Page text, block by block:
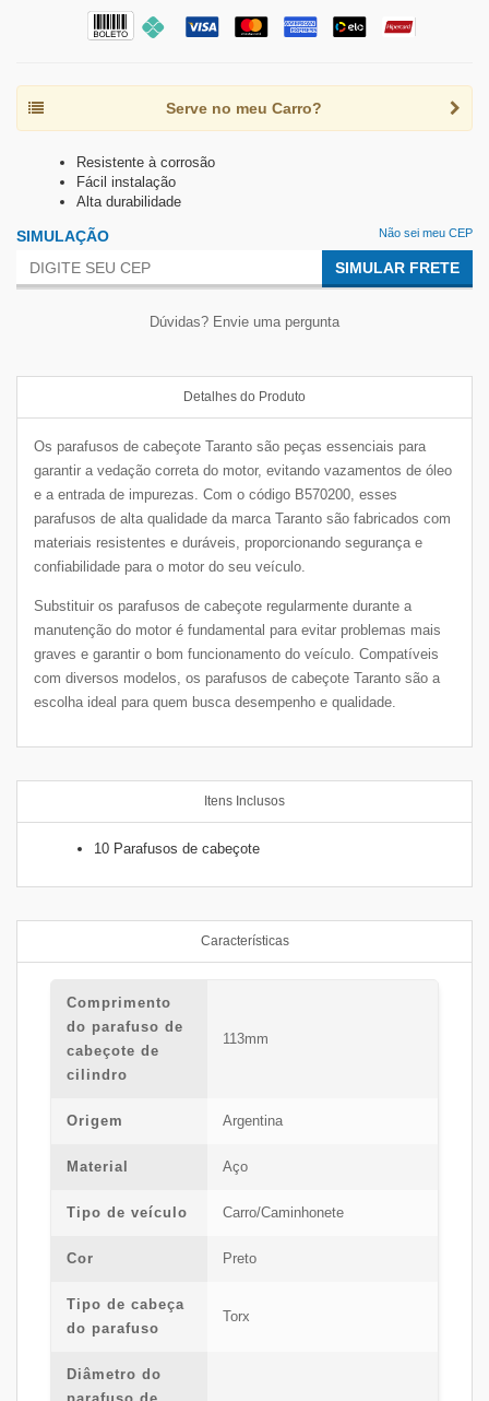
Serve no meu Carro?
Resistente à corrosão
Fácil instalação
Alta durabilidade
SIMULAÇÃO Não sei meu CEP
SIMULAR FRETE
Dúvidas? Envie uma pergunta
Detalhes do Produto
Os parafusos de cabeçote Taranto são peças essenciais para
garantir a vedação correta do motor, evitando vazamentos de óleo
e a entrada de impurezas. Com o código B570200, esses
parafusos de alta qualidade da marca Taranto são fabricados com
materiais resistentes e duráveis, proporcionando segurança e
confiabilidade para o motor do seu veículo.
Substituir os parafusos de cabeçote regularmente durante a
manutenção do motor é fundamental para evitar problemas mais
graves e garantir o bom funcionamento do veículo. Compatíveis
com diversos modelos, os parafusos de cabeçote Taranto são a
escolha ideal para quem busca desempenho e qualidade.
Itens Inclusos
10 Parafusos de cabeçote
Características
Comprimento
do parafuso de
cabeçote de
cilindro
113mm
Origem Argentina
Material Aço
Tipo de veículo Carro/Caminhonete
Cor Preto
Tipo de cabeça
do parafuso
Torx
Diâmetro do